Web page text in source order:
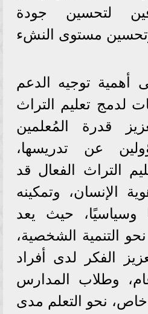
لتحسين جودة
وتحسين مستوى النشء
أهمية توجيه الدعم
لدمج تعليم التراث
قدرة المُعلمين
عن تدريسها،
التراث الفعال قد
الإنسان، وتمكينه
وسياسيًا، حيث يعد
التنمية الشخصية،
الفكر لدى أفراد
وطلاب المدارس
نحو التعلم مدى